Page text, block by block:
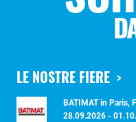
LE NOSTRE FIERE
BATIMAT in Paris,
28.09.2026 -